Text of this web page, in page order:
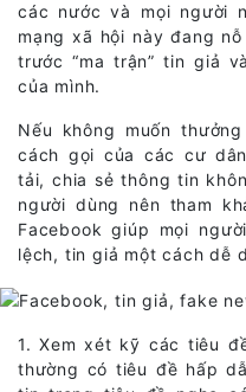
các nước và mọi người
mạng xã hội này đang
trước “ma trận” tin giả
của mình.
Nếu không muốn
cách gọi của các cư
tải, chia sẻ thông tin
người dùng nên tham
Facebook giúp mọi
lệch, tin giả một cách dễ
1. Xem xét kỹ các tiêu
thường có tiêu đề hấp